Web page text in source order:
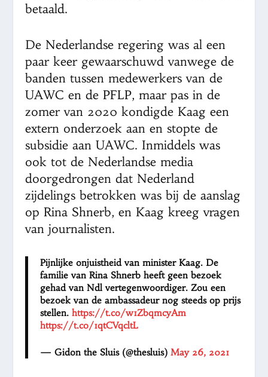
betaald.
De Nederlandse regering was al een
paar keer gewaarschuwd vanwege de
banden tussen medewerkers van de
UAWC en de PFLP, maar pas in de
zomer van 2020 kondigde Kaag een
extern onderzoek aan en stopte de
subsidie aan UAWC. Inmiddels was
ook tot de Nederlandse media
doorgedrongen dat Nederland
zijdelings betrokken was bij de aanslag
op Rina Shnerb, en Kaag kreeg vragen
van journalisten.
Pijnlijke onjuistheid van minister Kaag. De
familie van Rina Shnerb heeft geen bezoek
gehad van Ndl vertegenwoordiger. Zou een
bezoek van de ambassadeur nog steeds op prijs
stellen.https://t.co/w1ZbqmcyAm
https://t.co/1qtCVqcltL
— Gidon the Sluis (@thesluis)May 26, 2021